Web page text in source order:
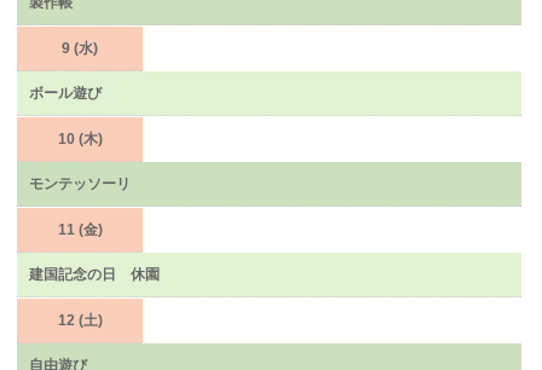
9 (水)
ボール遊び
10 (木)
モンテッソーリ
11 (金)
建国記念の日 休園
12 (土)
自由遊び